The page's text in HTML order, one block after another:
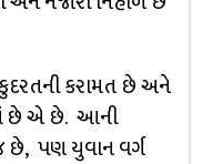
કરામત છે અને
છે એ છે. આની
છે, પણ યુવાન વર્ગ